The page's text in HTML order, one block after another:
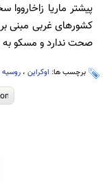
پیشتر ماریا
کشورهای غربی مبنی
صحت ندارد و مسکو
برچسب ها: اوکراین ، روسیه